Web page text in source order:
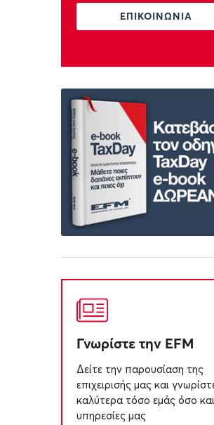
ΕΠΙΚΟΙΝΩΝΙΑ
Γνωρίστε την EFM
Δείτε την παρουσίαση της
επιχειρισής μας και
καλύτερα τόσο εμάς όσο και
υπηρεσίες μας